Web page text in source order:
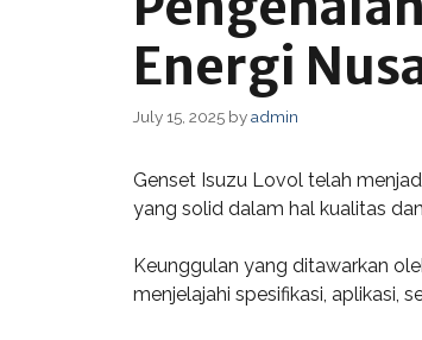
Energi
July 15, 2025 byadmin
Genset Isuzu Lovol telah
yang solid dalam hal kualitas
Keunggulan yang ditawarkan
menjelajahi spesifikasi, aplikasi,